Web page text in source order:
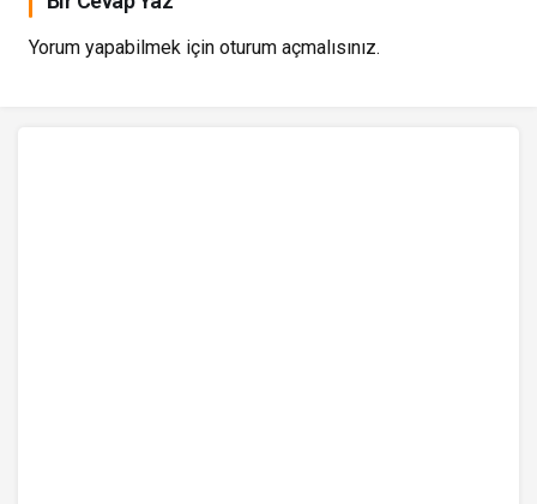
Yorum yapabilmek için oturum açmalısınız.